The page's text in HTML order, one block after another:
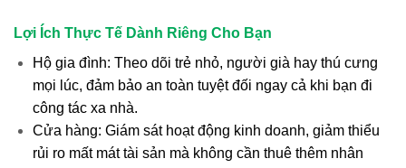
Lợi Ích Thực Tế Dành Riêng Cho Bạn
Hộ gia đình: Theo dõi trẻ nhỏ, người già hay thú cưng
mọi lúc, đảm bảo an toàn tuyệt đối ngay cả khi bạn đi
công tác xa nhà.
Cửa hàng: Giám sát hoạt động kinh doanh, giảm thiểu
rủi ro mất mát tài sản mà không cần thuê thêm nhân